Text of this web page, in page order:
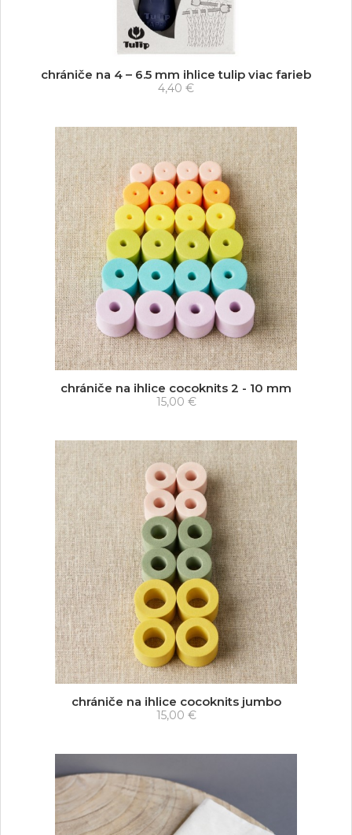
chrániče na 4 – 6.5 mm ihlice tulip viac farieb
4,40 €
chrániče na ihlice cocoknits 2 - 10 mm
15,00 €
chrániče na ihlice cocoknits jumbo
15,00 €